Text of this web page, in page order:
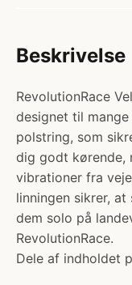
Beskrivelse
RevolutionRace
designet til
polstring, som
dig godt kørende,
vibrationer fra
linningen sikrer,
dem solo på
RevolutionRace.
Dele af indholdet